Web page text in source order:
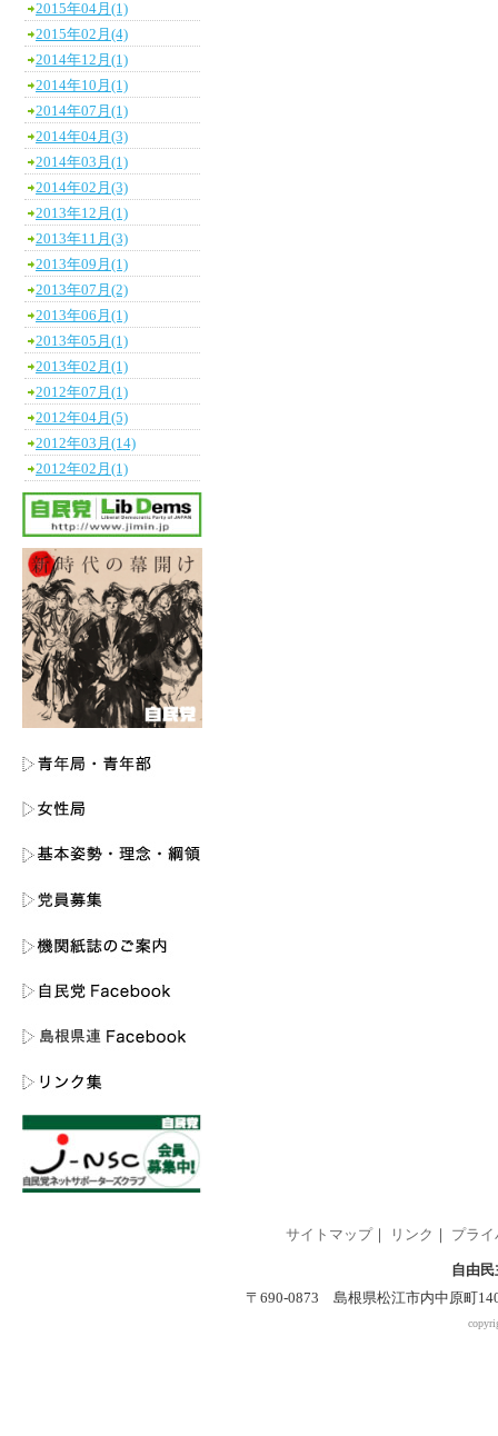
2015年04月(1)
2015年02月(4)
2014年12月(1)
2014年10月(1)
2014年07月(1)
2014年04月(3)
2014年03月(1)
2014年02月(3)
2013年12月(1)
2013年11月(3)
2013年09月(1)
2013年07月(2)
2013年06月(1)
2013年05月(1)
2013年02月(1)
2012年07月(1)
2012年04月(5)
2012年03月(14)
2012年02月(1)
サイトマップ｜ リンク プラ
自由
〒690-0873 島根県松江市内中原町